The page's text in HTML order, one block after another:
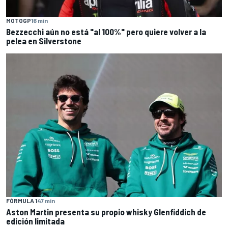
MOTOGP16 min
Bezzecchi aún no está "al 100%" pero quiere volver a la
pelea en Silverstone
FÓRMULA 147 min
Aston Martin presenta su propio whisky Glenfiddich de
edición limitada